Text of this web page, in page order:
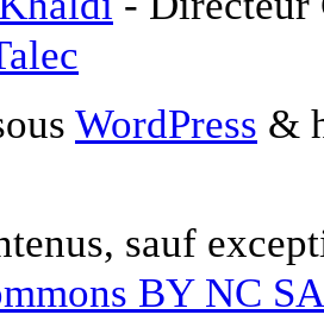
WordPress &
sauf
BY NC SA